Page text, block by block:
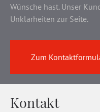
Wünsche hast. Unser
Unklarheiten zur Seite.
Zum
Kontakt